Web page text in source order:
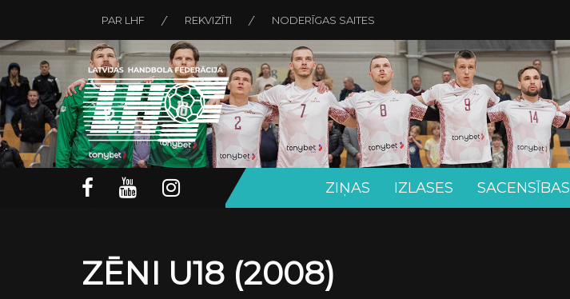
PAR LHF REKVIZĪTI NODERĪGAS SAITES
ZIŅAS IZLASES SACENSĪBAS
ZĒNI U18 (2008)